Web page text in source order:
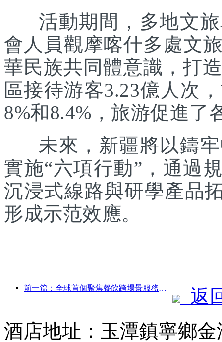
活動期間，多地文旅
會人員觀摩喀什多處文
華民族共同體意識，打
區接待游客3.23億人次
8%和8.4%，旅游促進了
未來，新疆將以鑄牢
實施“六項行動”，通過
沉浸式線路與研學產品
形成示范效應。
前一篇：全球首個聚焦餐飲跨場景服務的人形機器人發布
返
酒店地址：玉潭鎮寧鄉